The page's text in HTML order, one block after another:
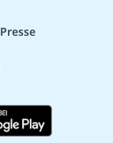
Presse